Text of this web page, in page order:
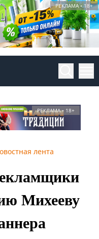
РЕКЛАМА • 18+
РЕКЛАМА • 18+
лента
Михееву